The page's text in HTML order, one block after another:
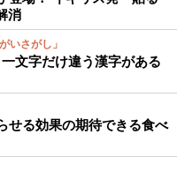
消
いさがし」
文字だけ違う漢字がある
せる効果の期待できる食べ